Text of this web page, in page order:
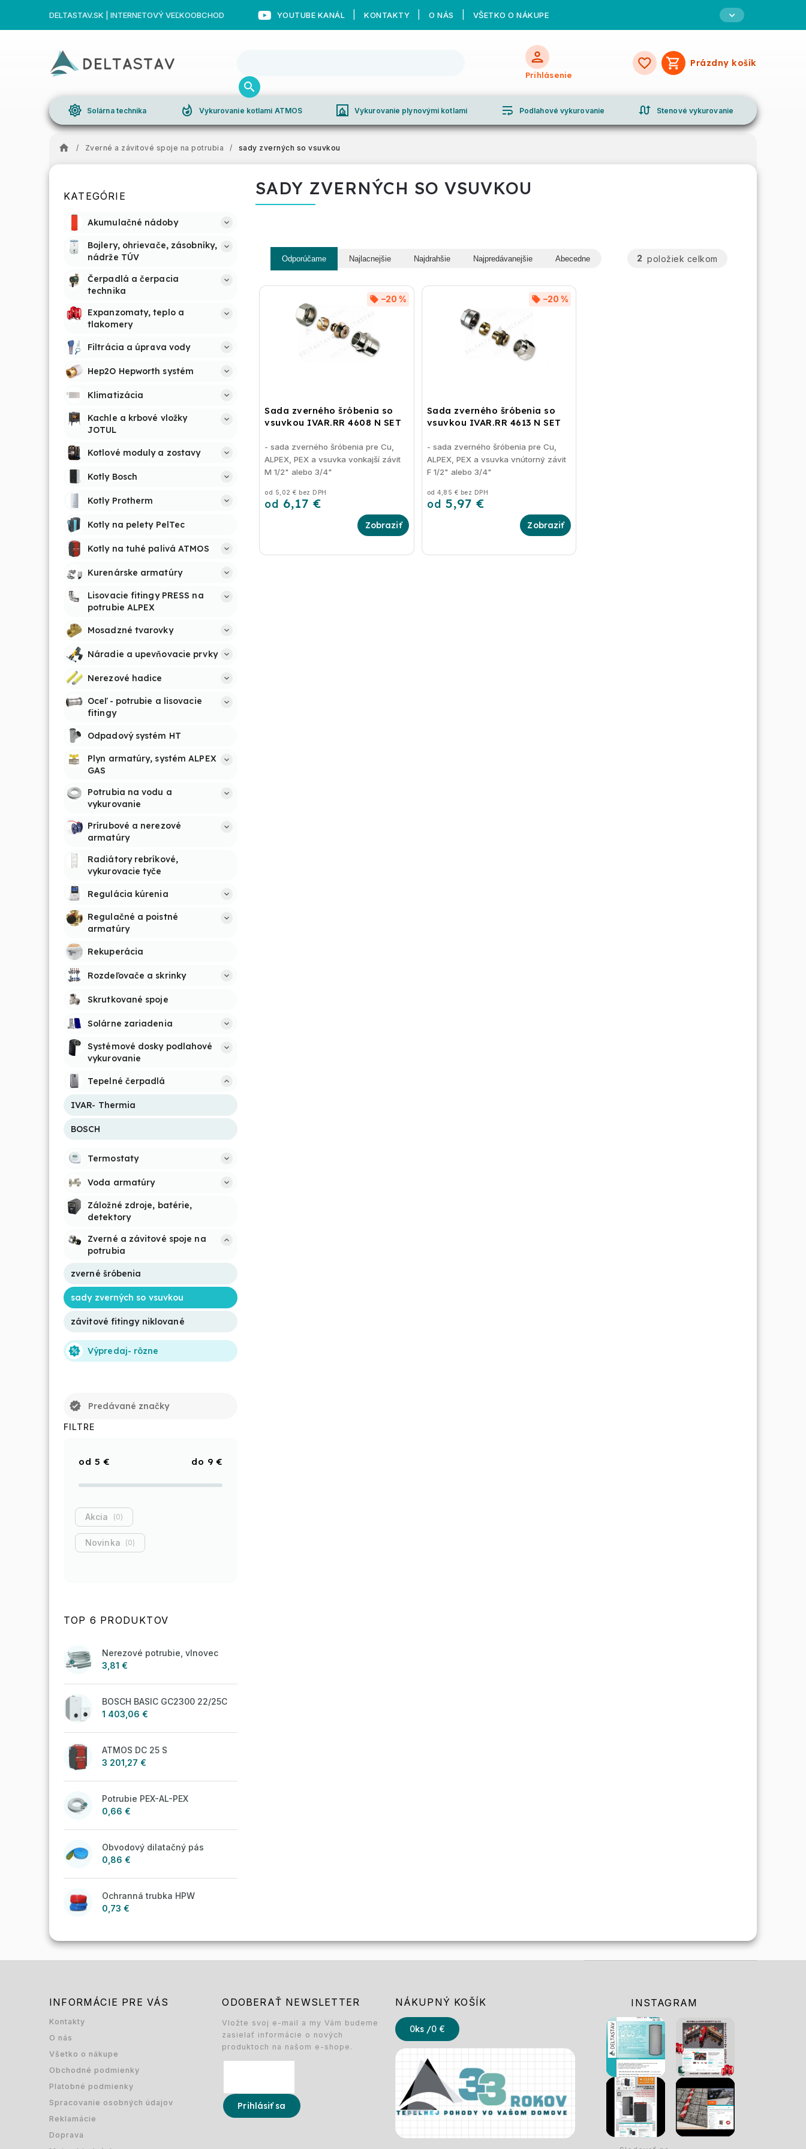
DELTASTAV.SK | INTERNETOVÝ VEĽKOOBCHOD YOUTUBE KANÁL KONTAKTY O NÁS VŠETKO O NÁKUPE
Nákupný
Prázdny košík
Prihlásenie
brightness_high Solárna technika whatshot Vykurovanie kotlami ATMOS fireplace Vykurovanie plynovými kotlami wrap_text Podlahové vykurovanie swap_calls Stenové vykurovanie
/ Zverné a závitové spoje na potrubia / sady zverných so vsuvkou
KATEGÓRIE
Akumulačné nádoby
Bojlery, ohrievače, zásobníky,
nádrže TÚV
Čerpadlá a čerpacia
technika
Expanzomaty, teplo a
tlakomery
Filtrácia a úprava vody
Hep2O Hepworth systém
Klimatizácia
Kachle a krbové vložky
JOTUL
Kotlové moduly a zostavy
Kotly Bosch
Kotly Protherm
Kotly na pelety PelTec
Kotly na tuhé palivá ATMOS
Kurenárske armatúry
Lisovacie fitingy PRESS na
potrubie ALPEX
Mosadzné tvarovky
Náradie a upevňovacie prvky
Nerezové hadice
Oceľ - potrubie a lisovacie
fitingy
Odpadový systém HT
Plyn armatúry, systém ALPEX
GAS
Potrubia na vodu a
vykurovanie
Prírubové a nerezové
armatúry
Radiátory rebríkové,
vykurovacie tyče
Regulácia kúrenia
Regulačné a poistné
armatúry
Rekuperácia
Rozdeľovače a skrinky
Skrutkované spoje
Solárne zariadenia
Systémové dosky podlahové
vykurovanie
Tepelné čerpadlá
IVAR- Thermia
BOSCH
Termostaty
Voda armatúry
Záložné zdroje, batérie,
detektory
Zverné a závitové spoje na
potrubia
zverné šróbenia
sady zverných so vsuvkou
závitové fitingy niklované
Výpredaj- rôzne
verified Predávané značky
FILTRE
5 € 9 €
Akcia 0
Novinka 0
TOP 6 PRODUKTOV
Nerezové potrubie, vlnovec
3,81 €
BOSCH BASIC GC2300 22/25C
1 403,06 €
ATMOS DC 25 S
3 201,27 €
Potrubie PEX-AL-PEX
0,66 €
Obvodový dilatačný pás
0,86 €
Ochranná trubka HPW
0,73 €
SADY ZVERNÝCH SO VSUVKOU
Odporúčame Najlacnejšie Najdrahšie Najpredávanejšie Abecedne 2 položiek celkom
Sada zverného šróbenia so
vsuvkou IVAR.RR 4608 N SET
–20 %
od 5,02 € bez DPH
od 6,17 €
- sada zverného šróbenia pre Cu,
ALPEX, PEX a vsuvka vonkajší závit
M 1/2" alebo 3/4"
Sada zverného šróbenia so
vsuvkou IVAR.RR 4613 N SET
–20 %
od 4,85 € bez DPH
od 5,97 €
- sada zverného šróbenia pre Cu,
ALPEX, PEX a vsuvka vnútorný závit
F 1/2" alebo 3/4"
INFORMÁCIE PRE VÁS
Kontakty
O nás
Všetko o nákupe
Obchodné podmienky
Platobné podmienky
Spracovanie osobných údajov
Reklamácie
Doprava
ODOBERAŤ NEWSLETTER
Vložte svoj e-mail a my Vám budeme
zasielať informácie o nových
produktoch na našom e-shope.
Prihlásiť sa
NÁKUPNÝ KOŠÍK
0ks /0 €
INSTAGRAM